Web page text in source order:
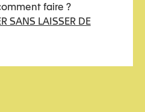
faire ?
SANS LAISSER DE